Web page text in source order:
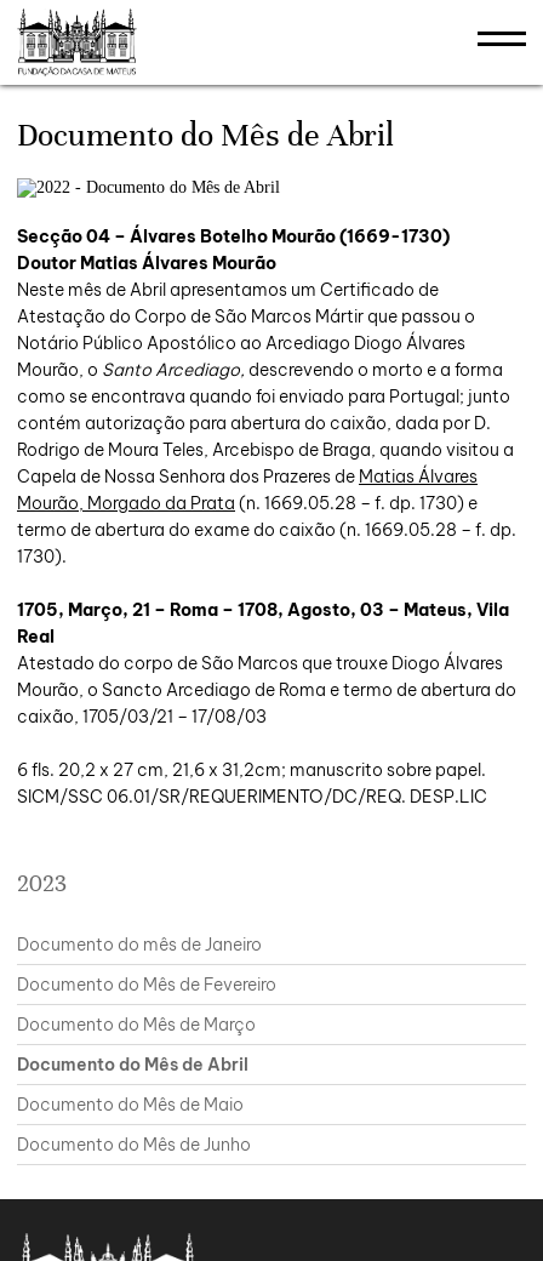
2023
Documento do mês de Janeiro
Documento do Mês de Fevereiro
Documento do Mês de Março
Documento do Mês de Abril
Documento do Mês de Maio
Documento do Mês de Junho
Documento do Mês de Abril
Secção 04 – Álvares Botelho Mourão (1669-1730)
Doutor Matias Álvares Mourão
Neste mês de Abril apresentamos um Certificado de
Atestação do Corpo de São Marcos Mártir que passou o
Notário Público Apostólico ao Arcediago Diogo Álvares
Mourão, o Santo Arcediago, descrevendo o morto e a forma
como se encontrava quando foi enviado para Portugal; junto
contém autorização para abertura do caixão, dada por D.
Rodrigo de Moura Teles, Arcebispo de Braga, quando visitou a
Capela de Nossa Senhora dos Prazeres de Matias Álvares
Mourão, Morgado da Prata (n. 1669.05.28 – f. dp. 1730) e
termo de abertura do exame do caixão (n. 1669.05.28 – f. dp.
1730).
1705, Março, 21 – Roma – 1708, Agosto, 03 – Mateus, Vila
Real
Atestado do corpo de São Marcos que trouxe Diogo Álvares
Mourão, o Sancto Arcediago de Roma e termo de abertura do
caixão, 1705/03/21 – 17/08/03
6 fls. 20,2 x 27 cm, 21,6 x 31,2cm; manuscrito sobre papel.
SICM/SSC 06.01/SR/REQUERIMENTO/DC/REQ. DESP.LIC